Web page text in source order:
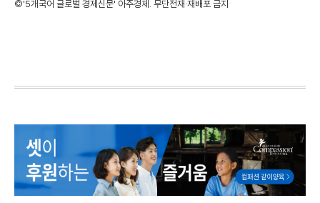
©'5개국어 글로벌 경제신문' 아주경제. 무단전재·재배포 금지